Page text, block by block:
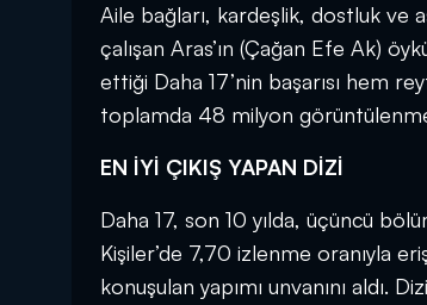
Aile bağları, kardeşlik, dostluk ve
çalışan Aras’ın (Çağan Efe Ak)
ettiği Daha 17’nin başarısı hem
toplamda 48 milyon
EN İYİ ÇIKIŞ YAPAN DİZİ
Daha 17, son 10 yılda, üçüncü
Kişiler’de 7,70 izlenme oranıyla
konuşulan yapımı unvanını aldı.